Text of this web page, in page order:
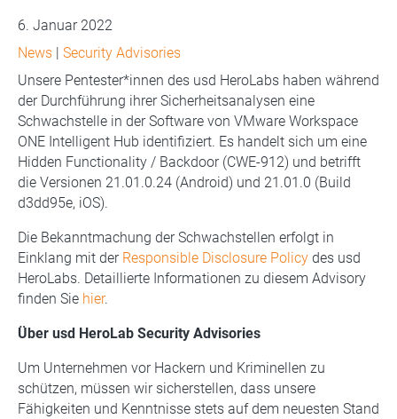
6. Januar 2022
News
Security Advisories
Unsere Pentester*innen des usd HeroLabs haben während
der Durchführung ihrer Sicherheitsanalysen eine
Schwachstelle in der Software von VMware Workspace
ONE Intelligent Hub identifiziert. Es handelt sich um eine
Hidden Functionality / Backdoor (CWE-912) und betrifft
die Versionen 21.01.0.24 (Android) und 21.01.0 (Build
d3dd95e, iOS).
Die Bekanntmachung der Schwachstellen erfolgt in
Einklang mit der Responsible Disclosure Policy des usd
HeroLabs. Detaillierte Informationen zu diesem Advisory
finden Sie hier.
Über usd HeroLab Security Advisories
Um Unternehmen vor Hackern und Kriminellen zu
schützen, müssen wir sicherstellen, dass unsere
Fähigkeiten und Kenntnisse stets auf dem neuesten Stand